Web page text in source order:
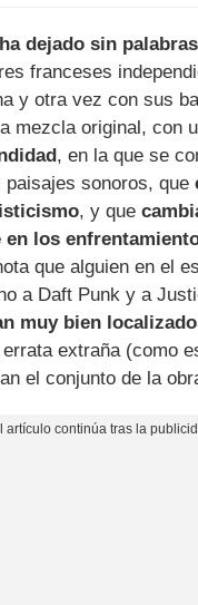
dejado sin palabras
franceses
y otra vez con sus
mezcla original, con
, en la que se
paisajes sonoros, que
, y que
en los
que alguien en el
a Daft Punk y a
muy bien
extraña (como
el conjunto de la